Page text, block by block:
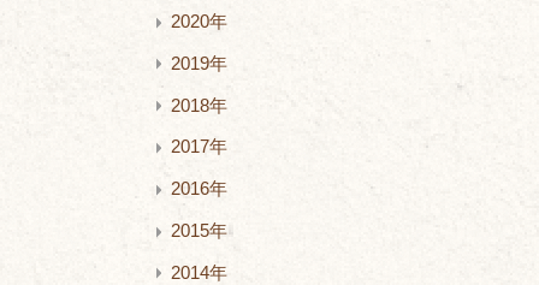
2020年
2019年
2018年
2017年
2016年
2015年
2014年